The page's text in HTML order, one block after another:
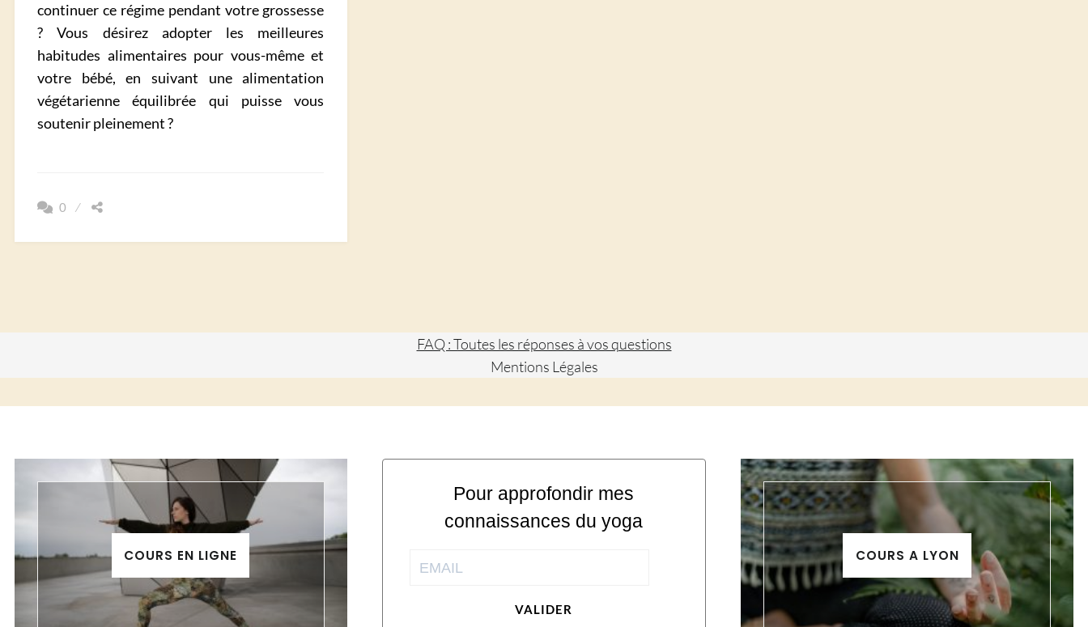
continuer ce régime pendant votre grossesse
? Vous désirez adopter les meilleures
habitudes alimentaires pour vous-même et
votre bébé, en suivant une alimentation
végétarienne équilibrée qui puisse vous
soutenir pleinement ?
0
COURS EN LIGNE
Pour approfondir mes
connaissances du yoga
VALIDER
COURS A LYON
FAQ : Toutes les réponses à vos questions
Mentions Légales